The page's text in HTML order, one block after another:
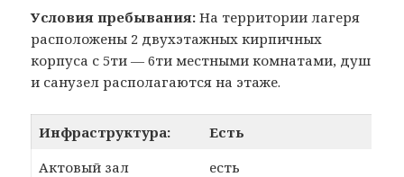
Условия пребывания: На территории лагеря
расположены 2 двухэтажных кирпичных
корпуса с 5ти — 6ти местными комнатами, душ
и санузел располагаются на этаже.
Инфраструктура:
Есть
Актовый зал
есть